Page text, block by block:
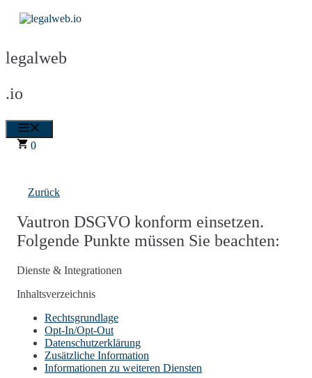
Zum
Inhalt
legalweb
.io
0
Zurück
Vautron DSGVO konform einsetzen.
Folgende Punkte müssen Sie beachten:
Dienste & Integrationen
Inhaltsverzeichnis
Rechtsgrundlage
Opt-In/Opt-Out
Datenschutzerklärung
Zusätzliche Information
Informationen zu weiteren Diensten